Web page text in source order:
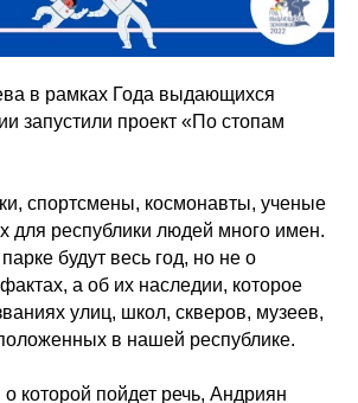
в рамках Года выдающихся
запустили проект «По стопам
спортсмены, космонавты, ученые
для республики людей много имен.
будут весь год, но не о
а об их наследии, которое
улиц, школ, скверов, музеев,
в нашей республике.
которой пойдет речь, Андриян